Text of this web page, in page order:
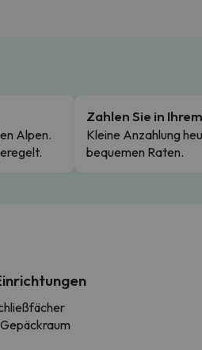
Alpen.
Zahlen Sie in
Kleine Anzahlung
bequemen Raten.